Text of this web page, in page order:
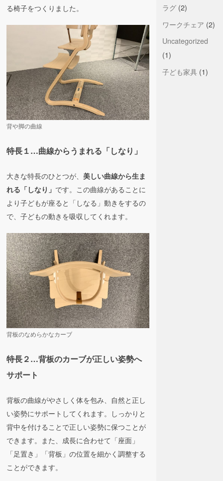
る椅子をつくりました。
背や脚の曲線
特長１…曲線からうまれる「しなり」
大きな特長のひとつが、美しい曲線から生ま
れる「しなり」 です。この曲線があることに
より子どもが座ると「しなる」動きをするの
で、子どもの動きを吸収してくれます。
背板のなめらかなカーブ
特長２…背板のカーブが正しい姿勢へ
サポート
背板の曲線がやさしく体を包み、自然と正し
い姿勢にサポートしてくれます。しっかりと
背中を付けることで正しい姿勢に保つことが
できます。また、成長に合わせて「座面」
「足置き」「背板」の位置を細かく調整する
ことができます。
ラグ(2)
ワークチェア (2)
Uncategorized
(1)
子ども家具(1)